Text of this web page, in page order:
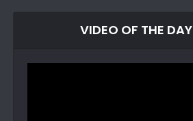
VIDEO OF THE DAY